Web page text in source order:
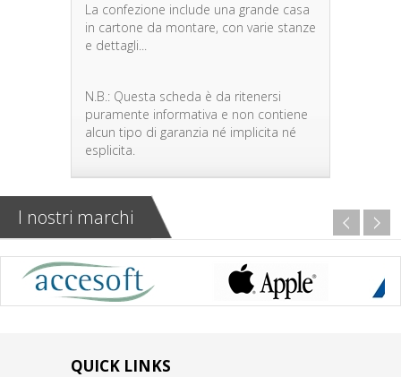
La confezione include una grande casa
in cartone da montare, con varie stanze
e dettagli...
N.B.: Questa scheda è da ritenersi
puramente informativa e non contiene
alcun tipo di garanzia né implicita né
esplicita.
I nostri marchi
QUICK LINKS